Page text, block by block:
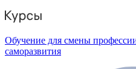
Обучение для смены
саморазвития